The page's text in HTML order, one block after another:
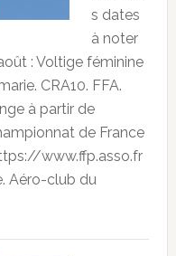
s dates
à noter
: Voltige féminine
CRA10. FFA.
à partir de
de France
www.ffp.asso.fr
Aéro-club du